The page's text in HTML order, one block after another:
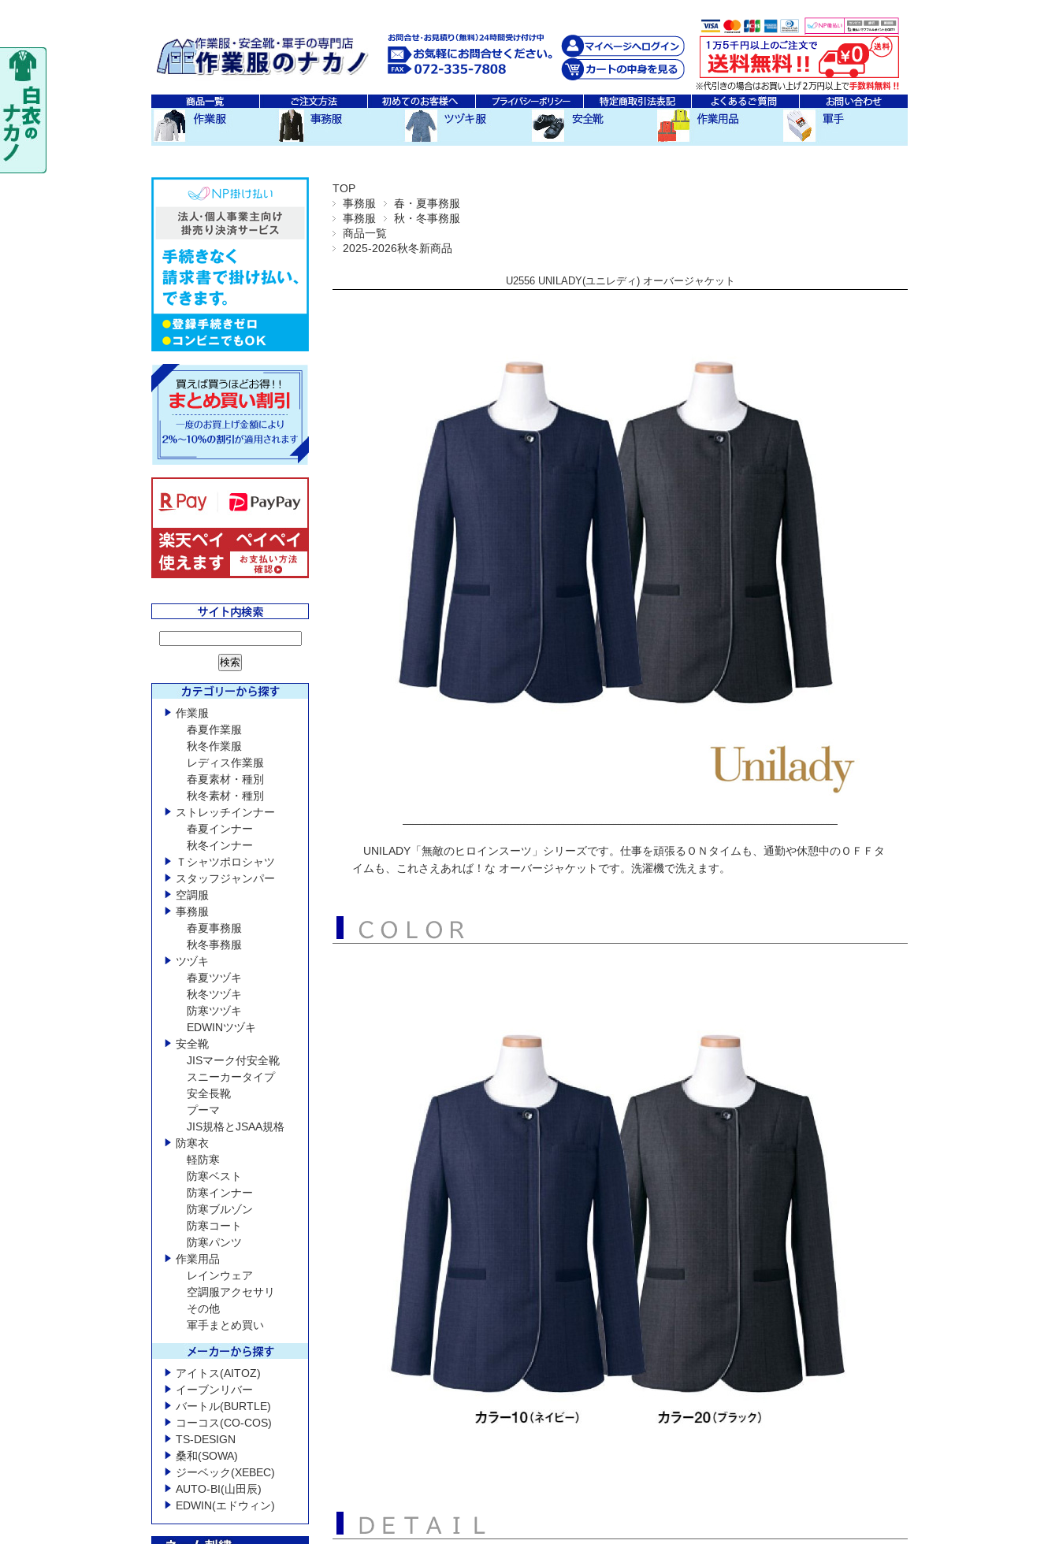
TOP
事務服
春・夏事務服
事務服
秋・冬事務服
商品一覧
2025-2026秋冬新商品
U2556 UNILADY(ユニレディ) オーバージャケット
UNILADY「無敵のヒロインスーツ」シリーズです。仕事を頑張るＯＮタイムも、通勤や休憩中のＯＦＦタ
イムも、これさえあれば！な オーバージャケットです。洗濯機で洗えます。
作業服
春夏作業服
秋冬作業服
レディス作業服
春夏素材・種別
秋冬素材・種別
ストレッチインナー
春夏インナー
秋冬インナー
Ｔシャツポロシャツ
スタッフジャンパー
空調服
事務服
春夏事務服
秋冬事務服
ツヅキ
春夏ツヅキ
秋冬ツヅキ
防寒ツヅキ
EDWINツヅキ
安全靴
JISマーク付安全靴
スニーカータイプ
安全長靴
プーマ
JIS規格とJSAA規格
防寒衣
軽防寒
防寒ベスト
防寒インナー
防寒ブルゾン
防寒コート
防寒パンツ
作業用品
レインウェア
空調服アクセサリ
その他
軍手まとめ買い
アイトス(AITOZ)
イーブンリバー
バートル(BURTLE)
コーコス(CO-COS)
TS-DESIGN
桑和(SOWA)
ジーベック(XEBEC)
AUTO-BI(山田辰)
EDWIN(エドウィン)